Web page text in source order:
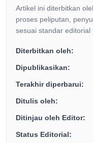
Artikel ini diterbitkan
proses peliputan,
sesuai standar editorial
Diterbitkan oleh:
Dipublikasikan:
Terakhir diperbarui:
Ditulis oleh:
Ditinjau oleh Editor:
Status Editorial: